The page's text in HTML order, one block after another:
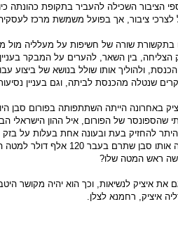
הציבור השכילה להעביר בתקופת כהונתה
ציבור, אך בפועל משמשת מרכז
בתקשורת שורה של חשיפות על מעלליה מול
הצליחה, בין השאר, להערים על המבקר
ולהוליך אותו שולל בנושא של ביצוע
שנטלה מהכנסת לביתה, וגם בעניין
באחרונה הייתה השתתפותה בפורום סבן
שהספונסר של הפורום, איל ההון הישראלי
לתקנות הרגולציה. האם זה לא היה
ראש המטה שלו?
איציק לנשיאות, וכך הוא יהיה מקושר
איציק, רחמנא לצלן.